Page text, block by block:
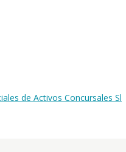
de Activos Concursales Sl